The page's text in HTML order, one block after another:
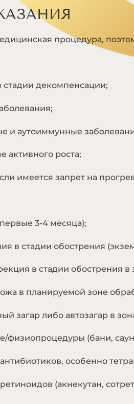
процедура,
стадии декомпенсации;
и аутоиммунные
активного роста;
имеется запрет на
3-4 месяца);
в стадии обострения
в стадии обострения в
в планируемой зоне
загар либо автозагар в
физиопроцедуры (бани,
особенно
(акнекутан,